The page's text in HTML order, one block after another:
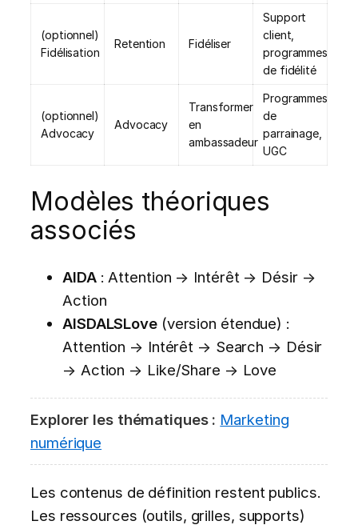
(optionnel)
Fidélisation
Retention Fidéliser
Support
client,
programmes
de fidélité
(optionnel)
Advocacy
Advocacy
Transformer
en
ambassadeur
Programmes
de
parrainage,
UGC
Modèles théoriques
associés
AIDA: Attention → Intérêt → Désir →
Action
AISDALSLove(version étendue) :
Attention → Intérêt → Search → Désir
→ Action → Like/Share → Love
Explorer les thématiques : Marketing
numérique
Les contenus de définition restent publics.
Les ressources (outils, grilles, supports)